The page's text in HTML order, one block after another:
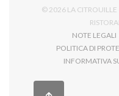
© 2026 LA CITROUILLE
NOTE LEGALI
POLITICA DI
INFORMATIVA